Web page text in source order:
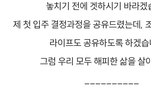
놓치기 전에 겟하시기 바라
제 첫 입주 결정과정을 공유드렸는데,
라이프도 공유하도록 하겠
그럼 우리 모두 해피한 삶을 살